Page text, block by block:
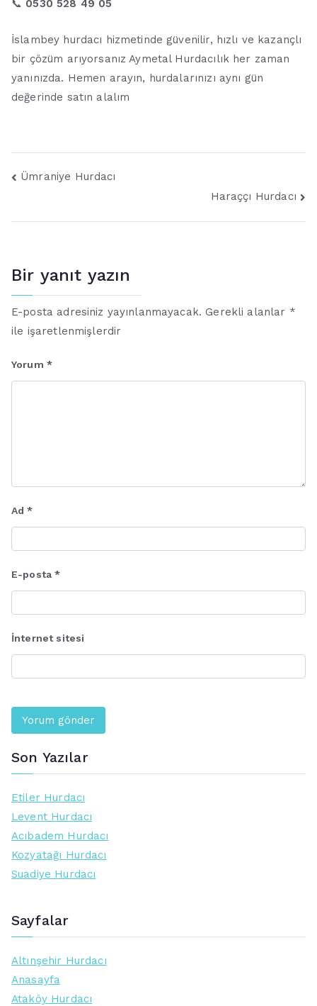
📞 0530 528 49 05
İslambey hurdacı hizmetinde güvenilir, hızlı ve kazançlı
bir çözüm arıyorsanız Aymetal Hurdacılık her zaman
yanınızda. Hemen arayın, hurdalarınızı aynı gün
değerinde satın alalım
Yazı
Ümraniye Hurdacı
Haraççı Hurdacı
Bir yanıt yazın
E-posta adresiniz yayınlanmayacak. Gerekli alanlar *
ile işaretlenmişlerdir
Yorum *
Ad*
E-posta*
İnternet sitesi
Son Yazılar
Etiler Hurdacı
Levent Hurdacı
Acıbadem Hurdacı
Kozyatağı Hurdacı
Suadiye Hurdacı
Sayfalar
Altınşehir Hurdacı
Anasayfa
Ataköy Hurdacı